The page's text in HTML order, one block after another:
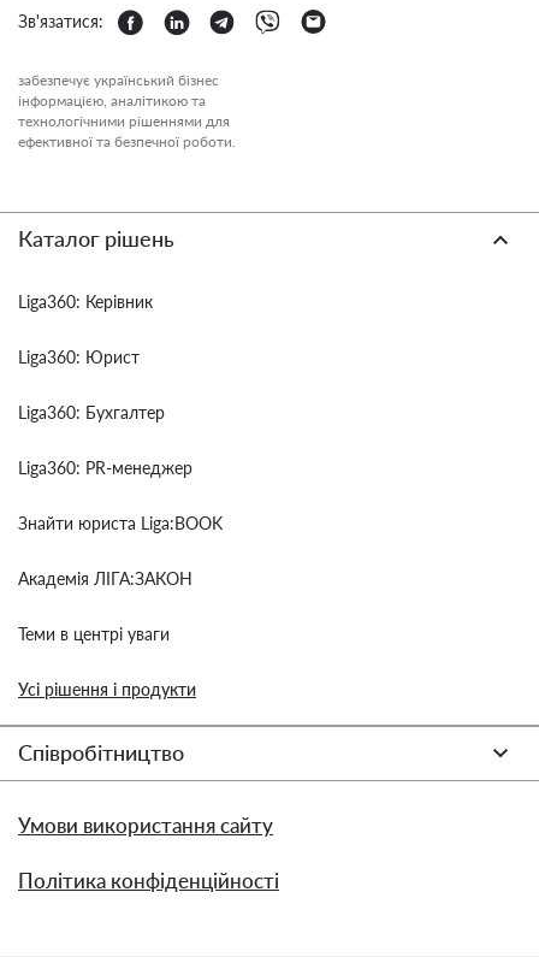
Зв'язатися:
забезпечує український бізнес
інформацією, аналітикою та
технологічними рішеннями для
ефективної та безпечної роботи.
Каталог рішень
Liga360: Керівник
Liga360: Юрист
Liga360: Бухгалтер
Liga360: PR-менеджер
Знайти юриста Liga:BOOK
Академія ЛІГА:ЗАКОН
Теми в центрі уваги
Усі рішення і продукти
Співробітництво
Умови використання сайту
Політика конфіденційності